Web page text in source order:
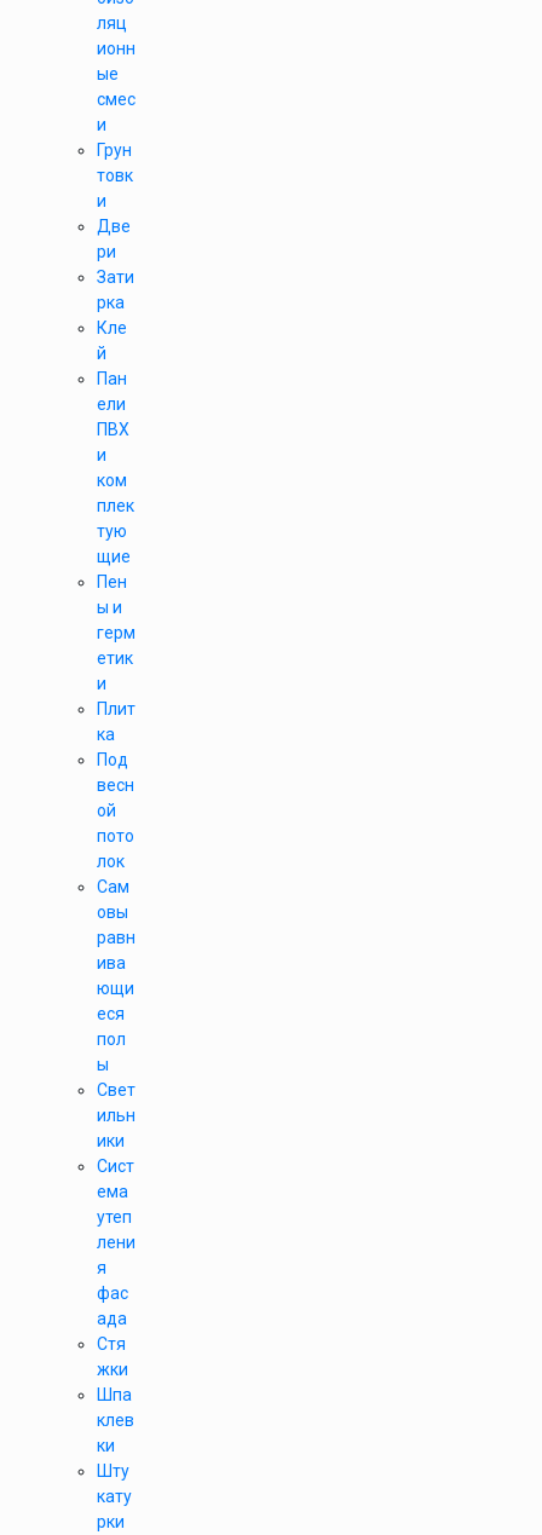
ляц
ионн
ые
смес
и
Грун
товк
и
Две
ри
Зати
рка
Кле
й
Пан
ели
ПВХ
и
ком
плек
тую
щие
Пен
ы и
герм
етик
и
Плит
ка
Под
весн
ой
пото
лок
Сам
овы
равн
ива
ющи
еся
пол
ы
Свет
ильн
ики
Сист
ема
утеп
лени
я
фас
ада
Стя
жки
Шпа
клев
ки
Шту
кату
рки